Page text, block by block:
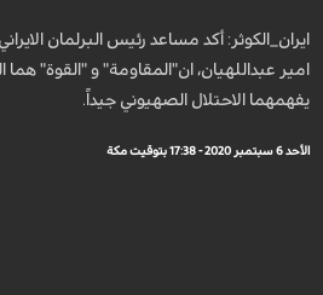
ايران_الكوثر: أكد مساعد رئيس البرلمان
امير عبداللهيان، ان"المقاومة" و "القوة" هما
يفهمهما الاحتلال الصهيوني جيداً.
الأحد 6 سبتمبر 2020 - 17:38 بتوقيت مكة